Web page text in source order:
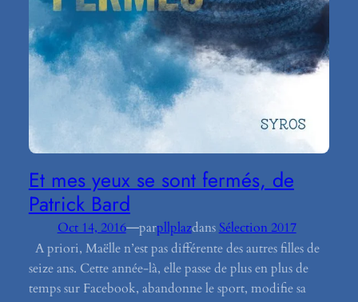
Et mes yeux se sont fermés, de
Patrick Bard
Oct 14, 2016—parpllplazdans Sélection 2017
A priori, Maëlle n’est pas différente des autres filles de
seize ans. Cette année-là, elle passe de plus en plus de
temps sur Facebook, abandonne le sport, modifie sa